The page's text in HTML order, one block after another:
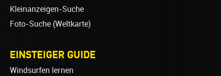
Kleinanzeigen-Suche
Foto-Suche (Weltkarte)
EINSTEIGER GUIDE
Windsurfen lernen